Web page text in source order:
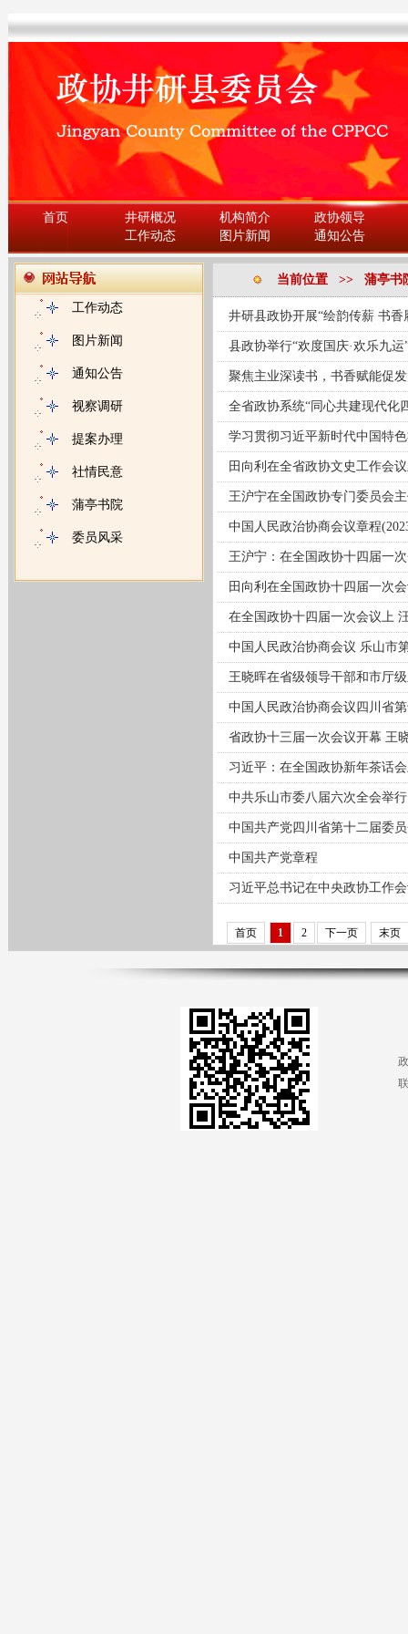
首页 井研概况 机构简介
政协领导
工作动态
图片新闻 通知公告
工作动态
图片新闻
通知公告
视察调研
提案办理
社情民意
蒲亭书院
委员风采
当前位置 >> 蒲亭书
井研县政协开展“绘韵传薪 书香
县政协举行“欢度国庆·欢乐九运
聚焦主业深读书，书香赋能促
全省政协系统“同心共建现代化
学习贯彻习近平新时代中国特
田向利在全省政协文史工作会
王沪宁在全国政协专门委员会
中国人民政治协商会议章程
王沪宁：在全国政协十四届一
田向利在全国政协十四届一次
在全国政协十四届一次会议上
中国人民政治协商会议 乐山市
王晓晖在省级领导干部和市厅
中国人民政治协商会议四川省
省政协十三届一次会议开幕 王
习近平：在全国政协新年茶话
中共乐山市委八届六次全会举行
中国共产党四川省第十二届委
中国共产党章程
习近平总书记在中央政协工作
首页 1 2 下一页 末页